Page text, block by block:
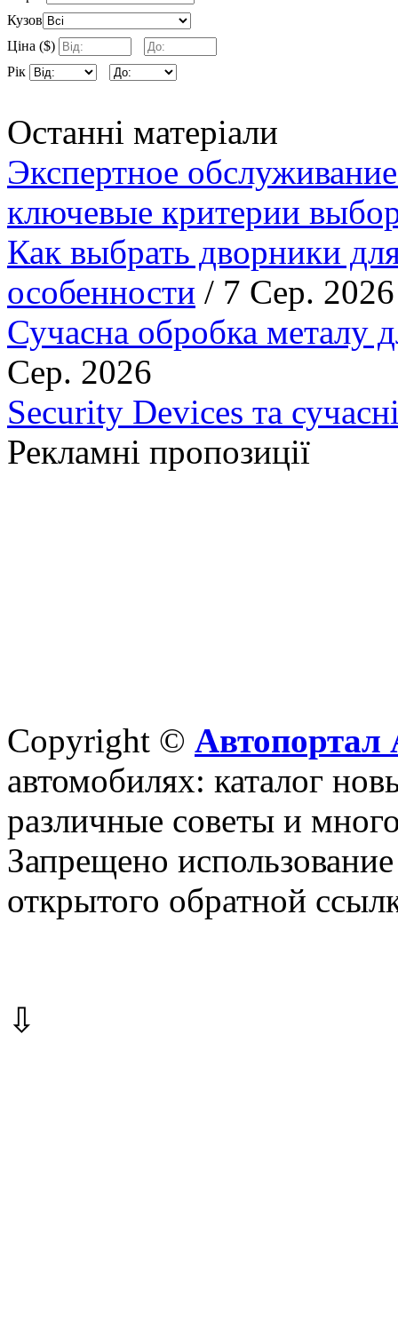
Кузов
Ціна ($)
Рік
Останні матеріали
Экспертное
ключевые критерии
Как выбрать дворники
особенности / 7 Сер. 2026
Сучасна обробка металу
Сер. 2026
Security Devices та
Рекламні пропозиції
Copyright © Автопортал
автомобилях: каталог
различные советы и
Запрещено
открытого обратной
⇩